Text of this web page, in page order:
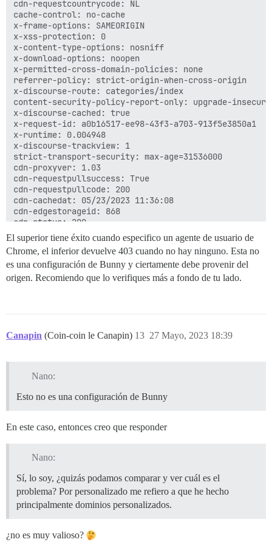
cdn-requestcountrycode: NL
cache-control: no-cache
x-frame-options: SAMEORIGIN
x-xss-protection: 0
x-content-type-options: nosniff
x-download-options: noopen
x-permitted-cross-domain-policies: none
referrer-policy: strict-origin-when-cross-origin
x-discourse-route: categories/index
content-security-policy-report-only: upgrade-
x-discourse-cached: true
x-request-id: a0b16517-ee98-43f3-a703-913f5e3850a1
x-runtime: 0.004948
x-discourse-trackview: 1
strict-transport-security: max-age=31536000
cdn-proxyver: 1.03
cdn-requestpullsuccess: True
cdn-requestpullcode: 200
cdn-cachedat: 05/23/2023 11:36:08
cdn-edgestorageid: 868
cdn-status: 200
cdn-requestid: 985151325f02414670eb77798e8e5e27
cdn-cache: MISS
X:~$ curl -I https://forum.penangexpats.com/
HTTP/2 403
cdn-requestcountrycode: SI
cache-control: no-cache
cdn-proxyver: 1.03
cdn-requestpullcode: 403
cdn-status: 403
El superior tiene éxito cuando especifico un agente de usuario de
Chrome, el inferior devuelve 403 cuando no hay ninguno. Esta no
es una configuración de Bunny y ciertamente debe provenir del
origen. Recomiendo que lo verifiques más a fondo de tu lado.
Canapin (Coin-coin le Canapin) 27 Mayo, 2023 18:39
13
Nano:
Esto no es una configuración de Bunny
En este caso, entonces creo que responder
Nano:
Sí, lo soy, ¿quizás podamos comparar y ver cuál es el
problema? Por personalizado me refiero a que he hecho
principalmente dominios personalizados.
¿no es muy valioso?